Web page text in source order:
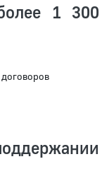
1 300